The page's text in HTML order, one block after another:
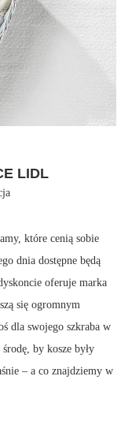
LIDL
które cenią sobie
dnia dostępne będą
oferuje marka
się ogromnym
dla swojego szkraba w
by kosze były
– a co znajdziemy w